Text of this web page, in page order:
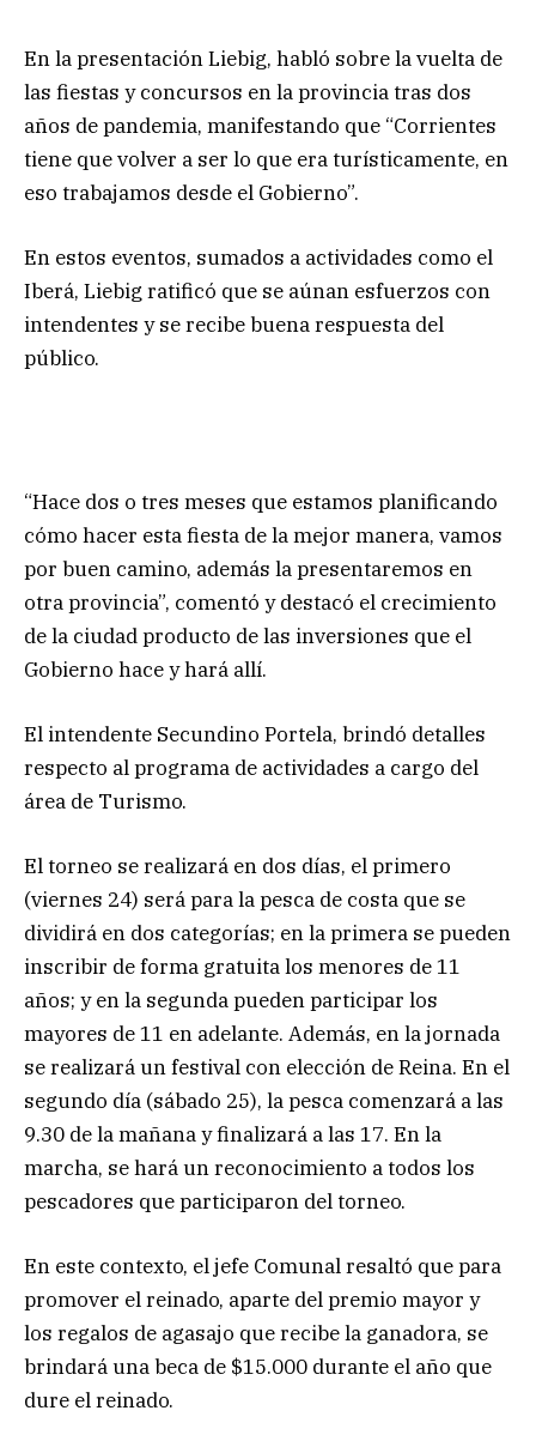
En la presentación Liebig, habló sobre la vuelta de
las fiestas y concursos en la provincia tras dos
años de pandemia, manifestando que “Corrientes
tiene que volver a ser lo que era turísticamente, en
eso trabajamos desde el Gobierno”.
En estos eventos, sumados a actividades como el
Iberá, Liebig ratificó que se aúnan esfuerzos con
intendentes y se recibe buena respuesta del
público.
“Hace dos o tres meses que estamos planificando
cómo hacer esta fiesta de la mejor manera, vamos
por buen camino, además la presentaremos en
otra provincia”, comentó y destacó el crecimiento
de la ciudad producto de las inversiones que el
Gobierno hace y hará allí.
El intendente Secundino Portela, brindó detalles
respecto al programa de actividades a cargo del
área de Turismo.
El torneo se realizará en dos días, el primero
(viernes 24) será para la pesca de costa que se
dividirá en dos categorías; en la primera se pueden
inscribir de forma gratuita los menores de 11
años; y en la segunda pueden participar los
mayores de 11 en adelante. Además, en la jornada
se realizará un festival con elección de Reina. En el
segundo día (sábado 25), la pesca comenzará a las
9.30 de la mañana y finalizará a las 17. En la
marcha, se hará un reconocimiento a todos los
pescadores que participaron del torneo.
En este contexto, el jefe Comunal resaltó que para
promover el reinado, aparte del premio mayor y
los regalos de agasajo que recibe la ganadora, se
brindará una beca de $15.000 durante el año que
dure el reinado.